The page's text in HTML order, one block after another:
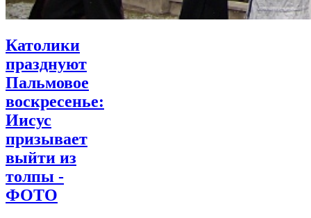
Католики
празднуют
Пальмовое
воскресенье:
Иисус
призывает
выйти из
толпы -
ФОТО